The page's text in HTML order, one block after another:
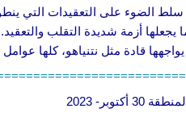
سلط الضوء على التعقيدات التي
أزمة شديدة التقلب
يواجهها قادة مثل نتنياهو، كلها
30 أكتوبر- 2023